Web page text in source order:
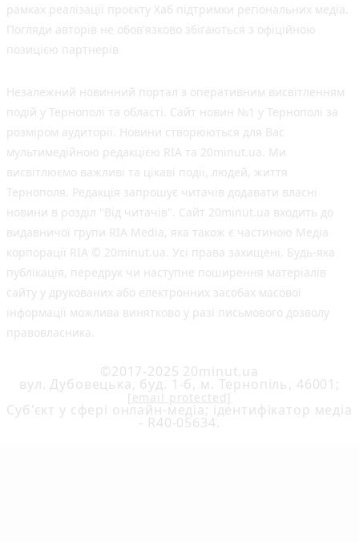
рамках реалізації проєкту Хаб підтримки регіональних медіа.
Погляди авторів не обов'язково збігаються з офіційною
позицією партнерів
Незалежний новинний портал з оперативним висвітленням
подій у Тернополі та області. Сайт новин №1 у Тернополі за
розміром аудиторії. Новини створюються для Вас
мультимедійною редакцією RIA та 20minut.ua. Ми
висвітлюємо важливі та цікаві події, людей, життя
Тернополя. Редакція запрошує читачів додавати власні
новини в розділ "Від читачів". Сайт 20minut.ua входить до
видавничої групи RIA Media, яка також є частиною Медіа
корпорації RIA © 20minut.ua. Усі права захищені. Будь-яка
публiкацiя, передрук чи наступне поширення матеріалів
сайту у друкованих або електронних засобах масової
інформації можлива винятково у разі письмового дозволу
правовласника.
©2017-2025 20minut.ua
вул. Дубовецька, буд. 1-б, м. Тернопіль, 46001;
[email protected]
Cуб'єкт у сфері онлайн-медіа; ідентифікатор медіа
- R40-05634.